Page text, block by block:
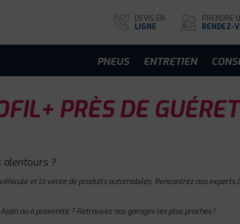
DEVIS EN
LIGNE
PRENDRE
RENDEZ-
PNEUS ENTRETIEN
PRÈS DE GUÉRET
alentours ?
et la vente de produits automobiles. Rencontrez nos experts
ou à proximité ? Retrouvez nos garages les plus proches !